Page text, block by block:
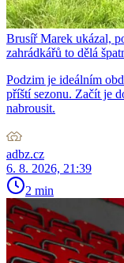
Brusíř Marek ukázal,
zahrádkářů to dělá
Podzim je ideálním
příští sezonu. Začít je
nabrousit.
adbz.cz
6. 8. 2026, 21:39
2 min